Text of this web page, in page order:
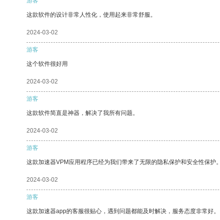
这款软件的设计非常人性化，使用起来非常舒服。
2024-03-02
游客
这个软件很好用
2024-03-02
游客
这款软件简直是神器，解决了我所有问题。
2024-03-02
游客
这款加速器VPM应用程序已经为我们带来了无限的隐私保护和安全性保护
2024-03-02
游客
这款加速器app的客服很贴心，遇到问题都能及时解决，服务态度非常好。